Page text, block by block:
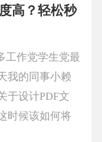
高？轻松秒
工作党学生党最
我的同事小赖
于设计PDF文
时候该如何将